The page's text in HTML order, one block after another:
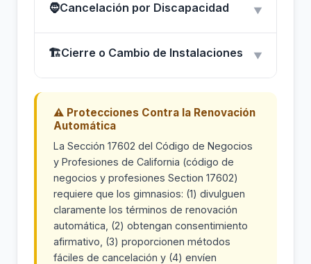
🧔Cancelación por Discapacidad ▼
🏗Cierre o Cambio de Instalaciones ▼
⚠ Protecciones Contra la Renovación
Automática
La Sección 17602 del Código de Negocios
y Profesiones de California (código de
negocios y profesiones Section 17602)
requiere que los gimnasios: (1) divulguen
claramente los términos de renovación
automática, (2) obtengan consentimiento
afirmativo, (3) proporcionen métodos
fáciles de cancelación y (4) envíen